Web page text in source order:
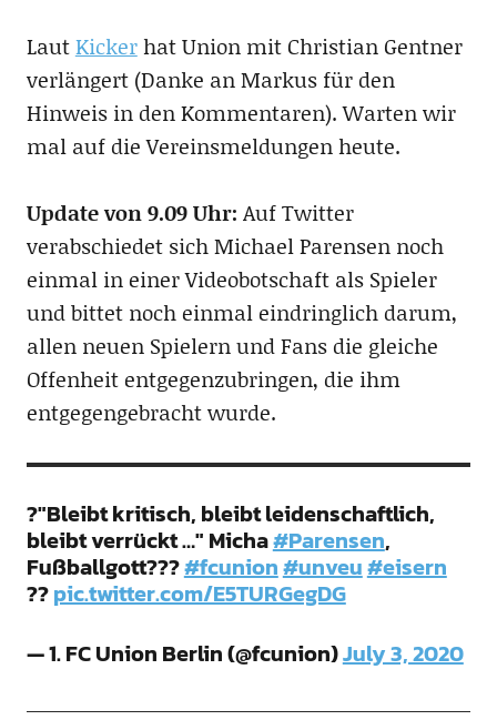
LautKickerhat Union mit Christian Gentner
verlängert (Danke an Markus für den
Hinweis in den Kommentaren). Warten wir
mal auf die Vereinsmeldungen heute.
Update von 9.09 Uhr: Auf Twitter
verabschiedet sich Michael Parensen noch
einmal in einer Videobotschaft als Spieler
und bittet noch einmal eindringlich darum,
allen neuen Spielern und Fans die gleiche
Offenheit entgegenzubringen, die ihm
entgegengebracht wurde.
?"Bleibt kritisch, bleibt leidenschaftlich,
bleibt verrückt …" Micha#Parensen,
Fußballgott???#fcunion#unveu#eisern
??pic.twitter.com/E5TURGegDG
— 1. FC Union Berlin (@fcunion)July 3, 2020